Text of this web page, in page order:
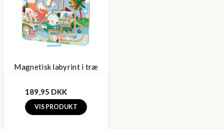
Magnetisk labyrint i træ
189,95 DKK
VIS PRODUKT